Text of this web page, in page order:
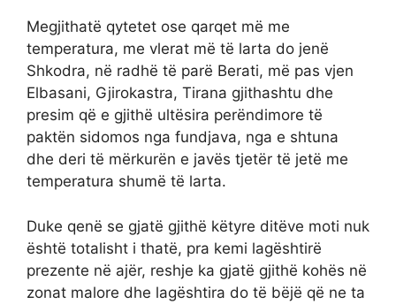
Megjithatë qytetet ose qarqet më me
temperatura, me vlerat më të larta do jenë
Shkodra, në radhë të parë Berati, më pas vjen
Elbasani, Gjirokastra, Tirana gjithashtu dhe
presim që e gjithë ultësira perëndimore të
paktën sidomos nga fundjava, nga e shtuna
dhe deri të mërkurën e javës tjetër të jetë me
temperatura shumë të larta.
Duke qenë se gjatë gjithë këtyre ditëve moti nuk
është totalisht i thatë, pra kemi lagështirë
prezente në ajër, reshje ka gjatë gjithë kohës në
zonat malore dhe lagështira do të bëjë që ne ta